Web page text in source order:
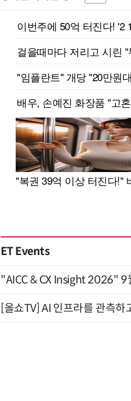
ET Events
"AICC & CX Insight 2026" 9
[올쇼TV] AI 인프라를 관측